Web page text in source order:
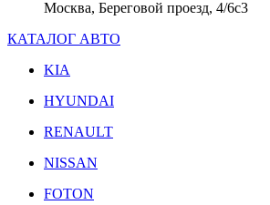
Москва, Береговой проезд, 4/6с3
КАТАЛОГ АВТО
KIA
HYUNDAI
RENAULT
NISSAN
FOTON